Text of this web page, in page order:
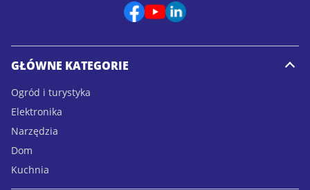
GŁÓWNE KATEGORIE
Ogród i turystyka
Elektronika
Narzędzia
Dom
Kuchnia